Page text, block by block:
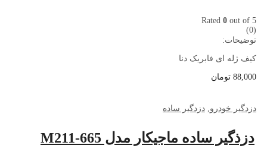
Rated 0 out of 5
(0)
توضیحات:
کیف ژله ای فابریک دنا
88,000 تومان
دزدگیر خودرو دزدگیر ساده
دزذگیر ساده ماجیکار مدل M211-665